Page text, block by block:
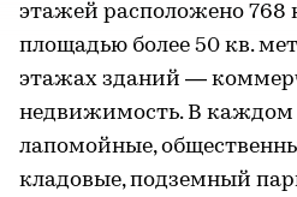
этажей расположено 768
площадью более 50 кв.
этажах зданий —
недвижимость. В
лапомойные,
кладовые, подземный